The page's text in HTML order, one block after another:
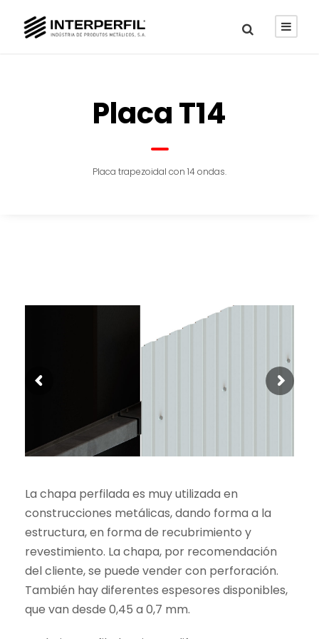
Placa T14
Placa trapezoidal con 14 ondas.
La chapa perfilada es muy utilizada en
construcciones metálicas, dando forma a la
estructura, en forma de recubrimiento y
revestimiento. La chapa, por recomendación
del cliente, se puede vender con perforación.
También hay diferentes espesores disponibles,
que van desde 0,45 a 0,7 mm.